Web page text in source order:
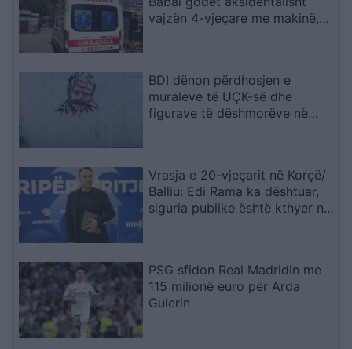
vajzën 4-vjeçare me makinë,
BDI dënon përdhosjen e
muraleve të UÇK-së dhe
figurave të dëshmorëve në
Vrasja e 20-vjeçarit në Korçë/
Balliu: Edi Rama ka dështuar,
siguria publike është kthyer në
PSG sfidon Real Madridin me
115 milionë euro për Arda
Gulerin